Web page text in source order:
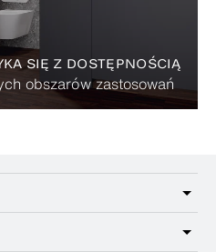
SIĘ Z DOSTĘPNOŚCIĄ
obszarów zastosowań